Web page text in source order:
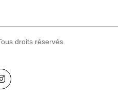
droits réservés.